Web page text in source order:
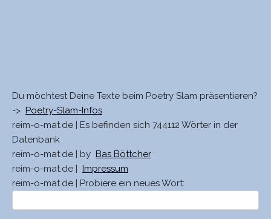
Du möchtest Deine Texte beim Poetry Slam präsentieren?
-> Poetry-Slam-Infos
reim-o-mat.de | Es befinden sich 744112 Wörter in der
Datenbank
reim-o-mat.de | by Bas Böttcher
reim-o-mat.de |
Impressum
reim-o-mat.de | Probiere ein neues Wort: